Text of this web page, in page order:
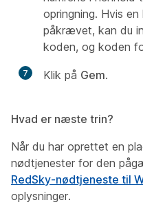
opringning. Hvis
påkrævet, kan du
koden, og koden
7 Klik på Gem.
Hvad er næste trin?
Når du har oprettet en
nødtjenester for den
RedSky-nødtjeneste til
oplysninger.